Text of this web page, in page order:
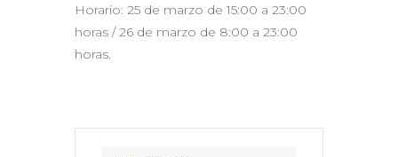
Horario: 25 de marzo de 15:00 a 23:00
horas / 26 de marzo de 8:00 a 23:00
horas.